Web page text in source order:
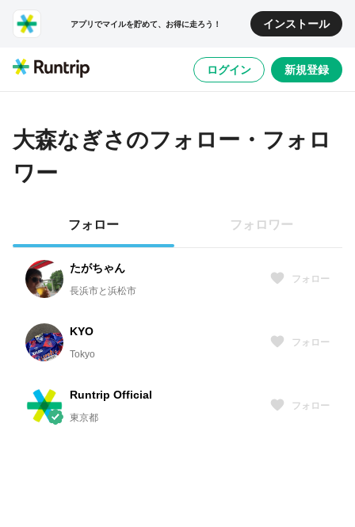
アプリでマイルを貯めて、お得に走ろう！ インストール
ログイン 新規登録
大森なぎさのフォロー・フォロ
ワー
フォロー フォロワー
たがちゃん
長浜市と浜松市
フォロー
KYO
Tokyo
フォロー
Runtrip Official
東京都
フォロー